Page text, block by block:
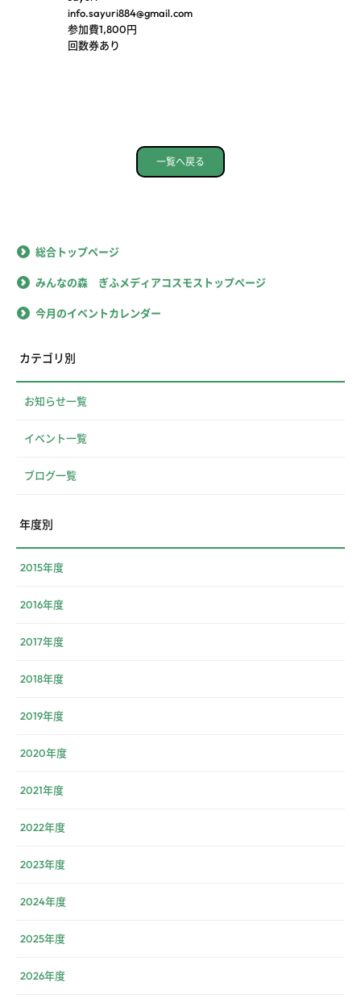
info.sayuri884@gmail.com
参加費1,800円
回数券あり
一覧へ戻る
総合トップページ
みんなの森 ぎふメディアコスモストップページ
今月のイベントカレンダー
カテゴリ別
お知らせ一覧
イベント一覧
ブログ一覧
年度別
2015年度
2016年度
2017年度
2018年度
2019年度
2020年度
2021年度
2022年度
2023年度
2024年度
2025年度
2026年度